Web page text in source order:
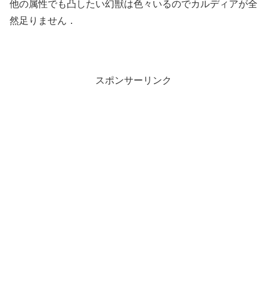
他の属性でも凸したい幻獣は色々いるのでカルディアが全
然足りません．
スポンサーリンク